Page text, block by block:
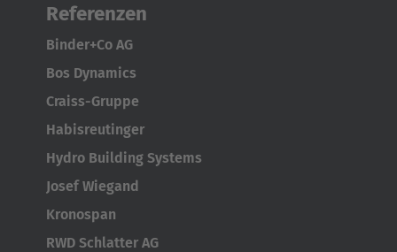
Referenzen
Binder+Co AG
Bos Dynamics
Craiss-Gruppe
Habisreutinger
Hydro Building Systems
Josef Wiegand
Kronospan
RWD Schlatter AG